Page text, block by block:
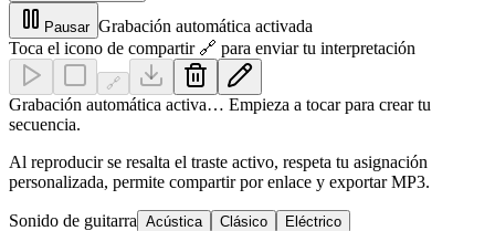
Pausar Grabación automática activada
Toca el icono de compartir 🔗 para enviar tu interpretación
🔗
Grabación automática activa… Empieza a tocar para crear tu
secuencia.
Al reproducir se resalta el traste activo, respeta tu asignación
personalizada, permite compartir por enlace y exportar MP3.
Sonido de guitarra Acústica Clásico Eléctrico